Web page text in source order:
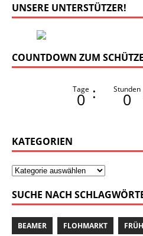
UNSERE UNTERSTÜTZER!
COUNTDOWN ZUM
Tage
0 : Stunden
0
KATEGORIEN
SUCHE NACH
BEAMER FLOHMARKT